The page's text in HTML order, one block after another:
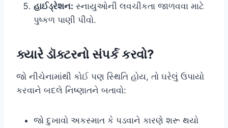
હાઈડ્રેશન: સ્નાયુઓની લવચીકતા જાળવવા માટે
પુષ્કળ પાણી પીવો.
ક્યારે ડૉક્ટરનો સંપર્ક કરવો?
જો નીચેનામાંથી કોઈ પણ સ્થિતિ હોય, તો ઘરેલું ઉપાયો
કરવાને બદલે નિષ્ણાતને બતાવો:
જો દુખાવો અકસ્માત કે પડવાને કારણે શરૂ થયો